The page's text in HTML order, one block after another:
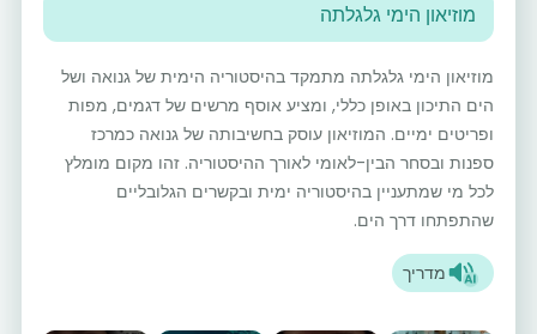
מוזיאון הימי גלגלתה
מוזיאון הימי גלגלתה מתמקד בהיסטוריה הימית של גנואה ושל
הים התיכון באופן כללי, ומציע אוסף מרשים של דגמים, מפות
ופריטים ימיים. המוזיאון עוסק בחשיבותה של גנואה כמרכז
ספנות ובסחר הבין-לאומי לאורך ההיסטוריה. זהו מקום מומלץ
לכל מי שמתעניין בהיסטוריה ימית ובקשרים הגלובליים
שהתפתחו דרך הים.
מדריך